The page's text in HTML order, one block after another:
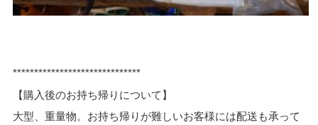
******************************
【購入後のお持ち帰りについて】
大型、重量物。お持ち帰りが難しいお客様には配送も承って